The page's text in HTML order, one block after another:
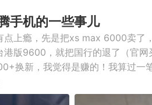
手机的一些事儿
点上瘾，先是把xs max 6000卖了
港版9600，就把国行的退了（官
换新，我觉得是赚的！我算过